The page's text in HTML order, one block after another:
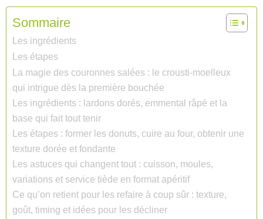
Sommaire
Les ingrédients
Les étapes
La magie des couronnes salées : le crousti-moelleux
qui intrigue dès la première bouchée
Les ingrédients : lardons dorés, emmental râpé et la
base qui fait tout tenir
Les étapes : former les donuts, cuire au four, obtenir une
texture dorée et fondante
Les astuces qui changent tout : cuisson, moules,
variations et service tiède en format apéritif
Ce qu’on retient pour les refaire à coup sûr : texture,
goût, timing et idées pour les décliner